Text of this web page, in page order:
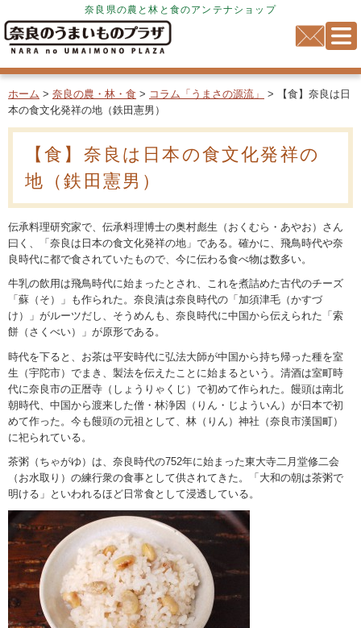
奈良県の農と林と食のアンテナショップ
ホーム > 奈良の農・林・食 > コラム「うまさの源流」
> 【食】奈良は日
本の食文化発祥の地（鉄田憲男）
【食】奈良は日本の食文化発祥の
地（鉄田憲男）
伝承料理研究家で、伝承料理博士の奥村彪生（おくむら・あやお）さん
曰く、「奈良は日本の食文化発祥の地」である。確かに、飛鳥時代や奈
良時代に都で食されていたもので、今に伝わる食べ物は数多い。
牛乳の飲用は飛鳥時代に始まったとされ、これを煮詰めた古代のチーズ
「蘇（そ）」も作られた。奈良漬は奈良時代の「加須津毛（かすづ
け）」がルーツだし、そうめんも、奈良時代に中国から伝えられた「索
餅（さくべい）」が原形である。
時代を下ると、お茶は平安時代に弘法大師が中国から持ち帰った種を室
生（宇陀市）でまき、製法を伝えたことに始まるという。清酒は室町時
代に奈良市の正暦寺（しょうりゃくじ）で初めて作られた。饅頭は南北
朝時代、中国から渡来した僧・林浄因（りん・じよういん）が日本で初
めて作った。今も饅頭の元祖として、林（りん）神社（奈良市漢国町）
に祀られている。
茶粥（ちゃがゆ）は、奈良時代の752年に始まった東大寺二月堂修二会
（お水取り）の練行衆の食事として供されてきた。「大和の朝は茶粥で
明ける」といわれるほど日常食として浸透している。